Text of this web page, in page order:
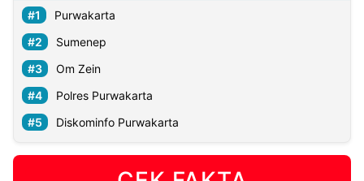
Purwakarta
Sumenep
Om Zein
Polres Purwakarta
Diskominfo Purwakarta